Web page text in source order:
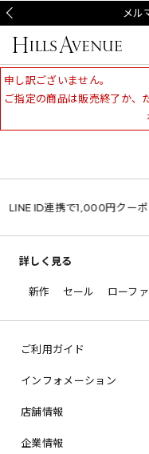
メル
申し訳ございません。
ご指定の商品は販売終了か、
LINE ID連携で1,000円クーポ
詳しく見る
新作 セール ローフ
ご利用ガイド
インフォメーション
店舗情報
企業情報